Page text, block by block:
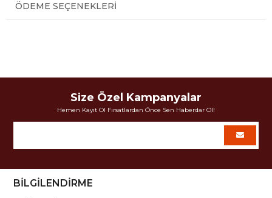
ÖDEME SEÇENEKLERI
Size Özel Kampanyalar
Hemen Kayıt Ol Fırsatlardan Önce Sen Haberdar Ol!
BİLGİLENDİRME